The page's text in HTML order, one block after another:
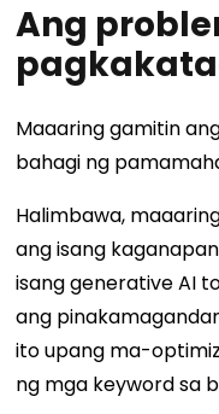
Ang
Maaaring gamitin
bahagi ng
Halimbawa,
ang isang
isang generative AI
ang
ito upang ma-
ng mga keyword sa